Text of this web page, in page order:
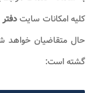
کلیه امکانات سایت
حال متقاضیان خواهد
گشته است: